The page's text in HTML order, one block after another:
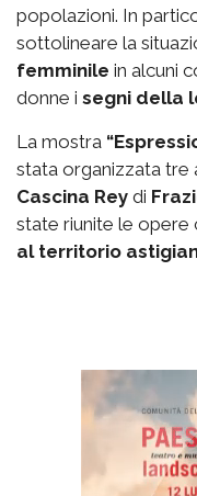
popolazioni. In
sottolineare la
femminile in alcuni
donne i segni della
La mostra
stata organizzata tre
Cascina Rey di
state riunite le opere
al territorio